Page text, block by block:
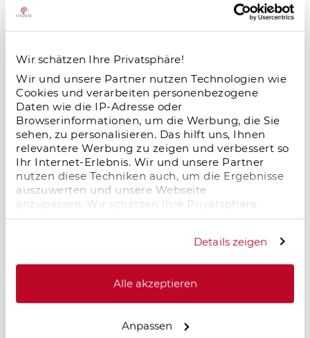
Wir schätzen Ihre Privatsphäre!
Wir und unsere Partner nutzen Technologien wie
Cookies und verarbeiten personenbezogene
Daten wie die IP-Adresse oder
Browserinformationen, um die Werbung, die Sie
sehen, zu personalisieren. Das hilft uns, Ihnen
relevantere Werbung zu zeigen und verbessert so
Ihr Internet-Erlebnis. Wir und unsere Partner
nutzen diese Techniken auch, um die Ergebnisse
auszuwerten und unsere Webseite
anzupassen. Wir schätzen Ihre Privatsphäre.
Daher fragen wir Sie hiermit um Erlaubnis zum
Details zeigen
Alle akzeptieren
Anpassen
hoher Nachfrage, stabiler Auslastung und
Immobilienmarkt.
Salzgitter im Wandel – neue Dynamik
durch Logistik und Industrie
18.11.2025
Salzgitter erlebt einen starken wirtschaftlichen
Aufschwung: Neue Logistik- und
Industrieprojekte, zentrale Lage und moderne
Immobilieninvestoren entstehen langfristige
Mieten in Deutschland steigen – und zwar